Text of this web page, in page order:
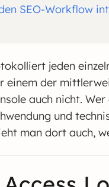
SEO-Workflow
jeden
einem der
auch nicht.
und
man dort auch,